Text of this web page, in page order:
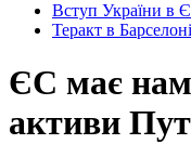
Вступ України в
Теракт в Барселоні
ЄС має
активи